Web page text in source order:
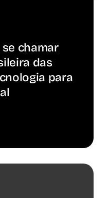
chamar
das
para